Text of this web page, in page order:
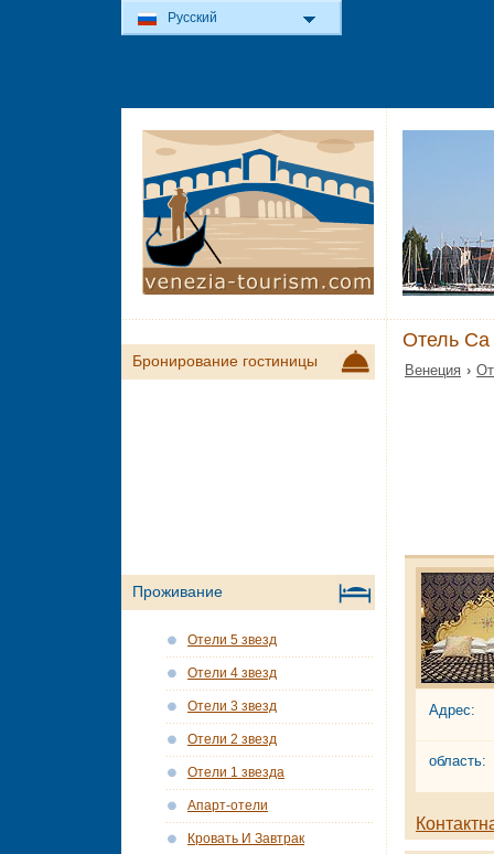
Отель
Венеция ›
Адрес:
область:
Бронирование гостиницы
Проживание
Отели 5 звезд
Отели 4 звезд
Отели 3 звезд
Отели 2 звезд
Отели 1 звезда
Апарт-отели
Кровать И Завтрак
Русский